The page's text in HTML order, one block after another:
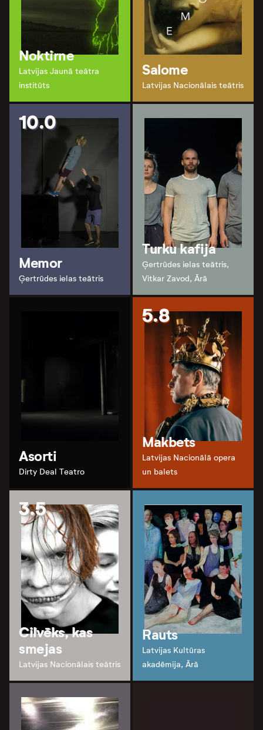
Noktirne
Latvijas Jaunā teātra
institūts
Salome
Latvijas Nacionālais teātris
10.0
Memor
Ģertrūdes ielas teātris
Turku kafija
Ģertrūdes ielas teātris,
Vitkar Zavod, Ārā
Asorti
Dirty Deal Teatro
5.8
Makbets
Latvijas Nacionālā opera
un balets
3.5
Cilvēks, kas
smejas
Latvijas Nacionālais teātris
Rauts
Latvijas Kultūras
akadēmija, Ārā